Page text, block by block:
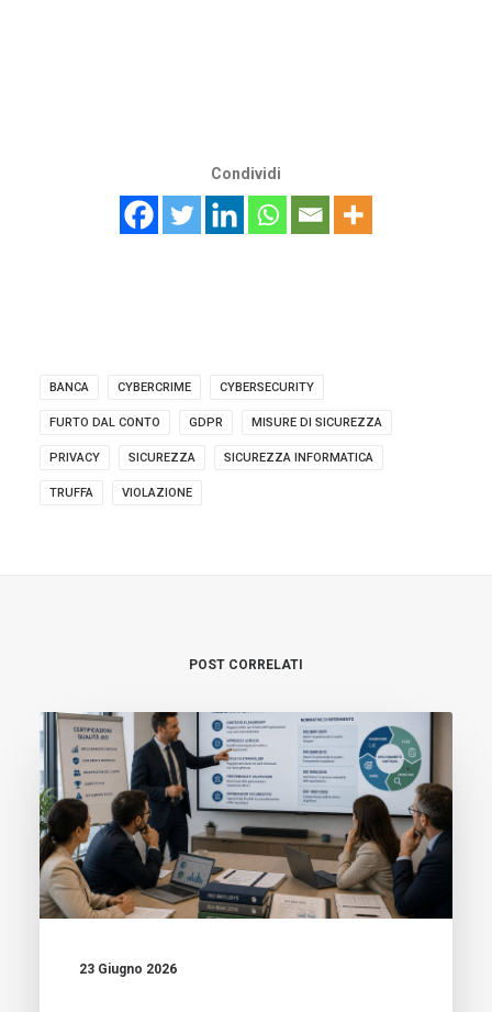
Condividi
BANCA CYBERCRIME CYBERSECURITY
FURTO DAL CONTO GDPR MISURE DI SICUREZZA
PRIVACY SICUREZZA SICUREZZA INFORMATICA
TRUFFA VIOLAZIONE
POST CORRELATI
23 Giugno 2026